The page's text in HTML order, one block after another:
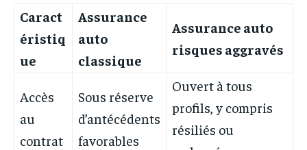
Caract
éristiq
ue
Assurance
auto
classique
Assurance auto
risques aggravés
Accès
au
contrat
Sous réserve
d’antécédents
favorables
Ouvert à tous
profils, y compris
résiliés ou